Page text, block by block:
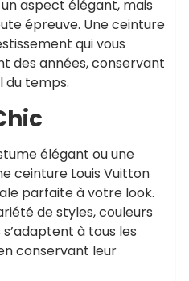
aspect élégant, mais
épreuve. Une ceinture
qui vous
des années, conservant
du temps.
élégant ou une
ceinture Louis Vuitton
parfaite à votre look.
de styles, couleurs
à tous les
conservant leur